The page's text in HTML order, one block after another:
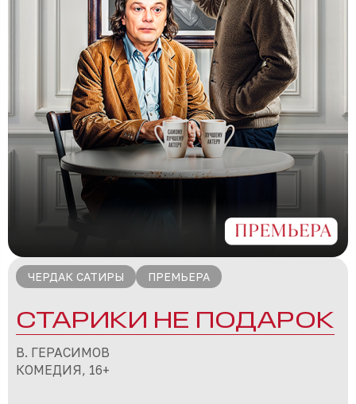
ЧЕРДАК САТИРЫ ПРЕМЬЕРА
СТАРИКИ НЕ ПОДАРОК
В. ГЕРАСИМОВ
КОМЕДИЯ, 16+